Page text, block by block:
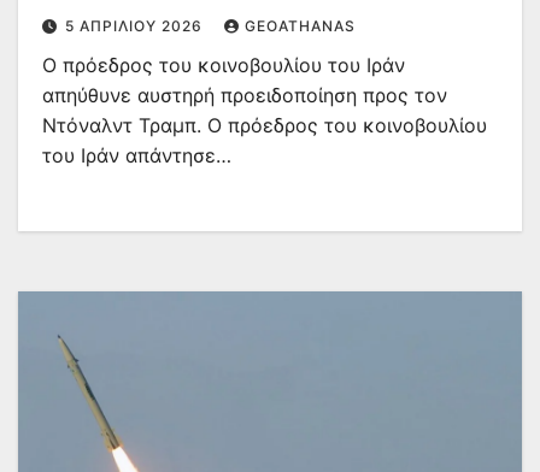
5 ΑΠΡΙΛΊΟΥ 2026 GEOATHANAS
Ο πρόεδρος του κοινοβουλίου του Ιράν
απηύθυνε αυστηρή προειδοποίηση προς τον
Ντόναλντ Τραμπ. Ο πρόεδρος του κοινοβουλίου
του Ιράν απάντησε…